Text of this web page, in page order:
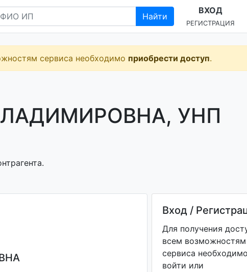
Найти
ВХОД
РЕГИСТРАЦИЯ
сервиса необходимо приобрести доступ.
УНП
Вход /
Для получения
всем возможностям
сервиса
войти или